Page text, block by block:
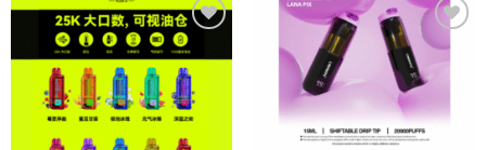
Add to
wishlist
Add to
wishlist